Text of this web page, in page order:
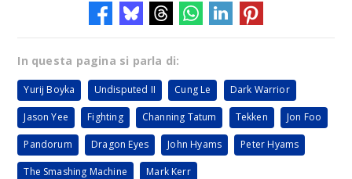
In questa pagina si parla di:
Yurij Boyka Undisputed II Cung Le Dark Warrior
Jason Yee Fighting Channing Tatum Tekken Jon Foo
Pandorum Dragon Eyes John Hyams Peter Hyams
The Smashing Machine Mark Kerr